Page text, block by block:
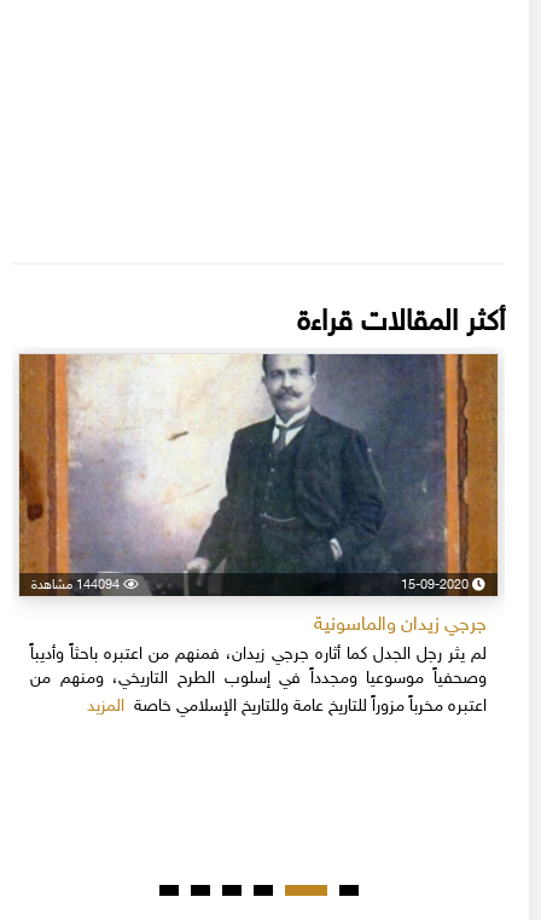
أكثر المقالات قراءة
15-09-2020 144094 مشاهدة
جرجي زيدان والماسونية
لم يثر رجل الجدل كما أثاره جرجي زيدان، فمنهم من اعتبره باحثاً وأديباً
وصحفياً موسوعيا ومجدداً في إسلوب الطرح التاريخي، ومنهم من
اعتبره مخرباً مزوراً للتاريخ عامة وللتاريخ الإسلامي خاصةالمزيد